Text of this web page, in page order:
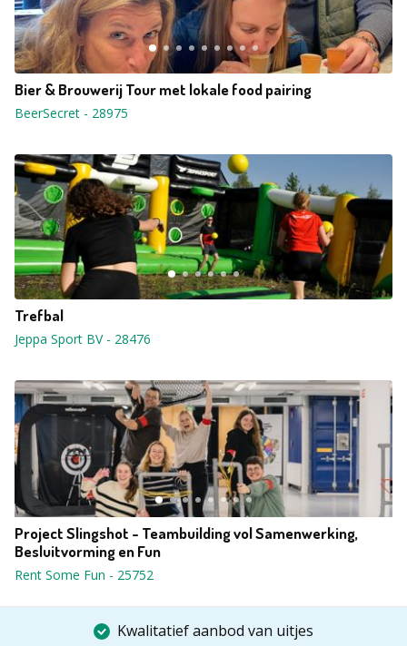
Bier & Brouwerij Tour met lokale food pairing
BeerSecret - 28975
Trefbal
Jeppa Sport BV- 28476
Project Slingshot - Teambuilding vol Samenwerking,
Besluitvorming en Fun
Rent Some Fun - 25752
Kwalitatief aanbod van uitjes